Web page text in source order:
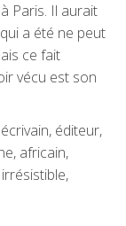
Paris. Il aurait
a été ne peut
ce fait
vécu est son
éditeur,
africain,